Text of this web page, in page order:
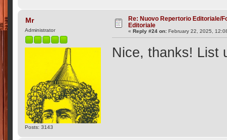
Mr
Administrator
Posts: 3143
Re: Nuovo Repertorio Editoriale/
Editoriale
«Reply #24 on: February 22, 2025,
Nice, thanks! List